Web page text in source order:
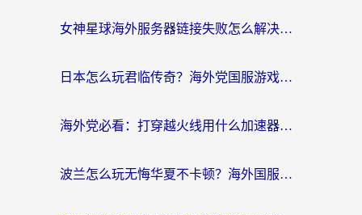
女神星球海外服务器链接失败怎么解决？海外党国服游戏加速避坑指南
日本怎么玩君临传奇？海外党国服游戏加速避坑指南（附菲律宾欧洲玩家实测）
海外党必看：打穿越火线用什么加速器？解决延迟卡顿，还能玩奇妙拼图世界和第五人格
波兰怎么玩无悔华夏不卡顿？海外国服游戏加速器终极指南（附征途2萤火突击解决方案）